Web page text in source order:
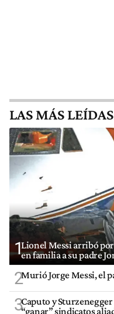
LAS MÁS LEÍDAS
1Lionel Messi arribó
en familia a su padre
2Murió Jorge Messi, el
3Caputo y
“ganar” sindicatos